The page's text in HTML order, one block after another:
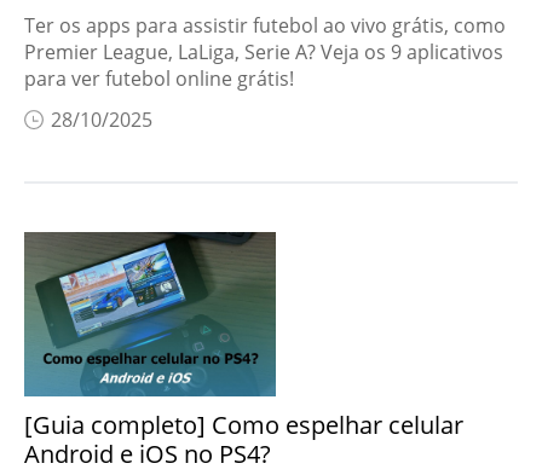
Ter os apps para assistir futebol ao vivo grátis, como
Premier League, LaLiga, Serie A? Veja os 9 aplicativos
para ver futebol online grátis!
28/10/2025
[Guia completo] Como espelhar celular
Android e iOS no PS4?